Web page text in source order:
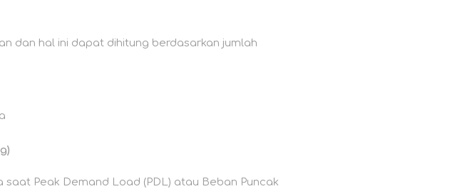
dan hal ini dapat dihitung berdasarkan jumlah
Peak Demand Load (PDL) atau Beban Puncak